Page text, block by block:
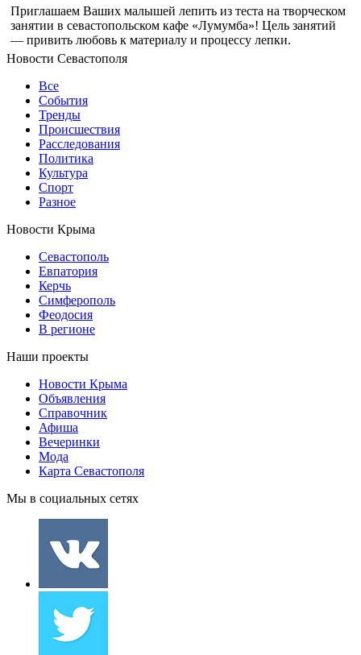
Приглашаем Ваших малышей лепить из теста на творческом
занятии в севастопольском кафе «Лумумба»! Цель занятий
— привить любовь к материалу и процессу лепки.
Новости Севастополя
Все
События
Тренды
Происшествия
Расследования
Политика
Культура
Спорт
Разное
Новости Крыма
Севастополь
Евпатория
Керчь
Симферополь
Феодосия
В регионе
Наши проекты
Новости Крыма
Объявления
Справочник
Афиша
Вечеринки
Мода
Карта Севастополя
Мы в социальных сетях